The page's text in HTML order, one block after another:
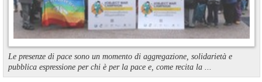
Le presenze di pace sono un momento di aggregazione, solidarietà e
pubblica espressione per chi è per la pace e, come recita la ...